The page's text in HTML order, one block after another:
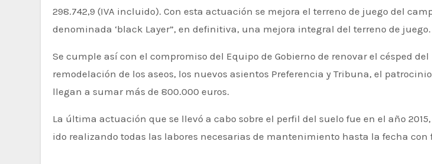
298.742,9 (IVA incluido). Con esta actuación se mejora el terreno de juego del
denominada ‘black Layer”, en definitiva, una mejora integral del terreno de juego.
Se cumple así con el compromiso del Equipo de Gobierno de renovar el césped
remodelación de los aseos, los nuevos asientos Preferencia y Tribuna, el
llegan a sumar más de 800.000 euros.
La última actuación que se llevó a cabo sobre el perfil del suelo fue en el año
ido realizando todas las labores necesarias de mantenimiento hasta la fecha